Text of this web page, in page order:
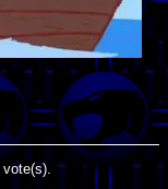
vote(s).